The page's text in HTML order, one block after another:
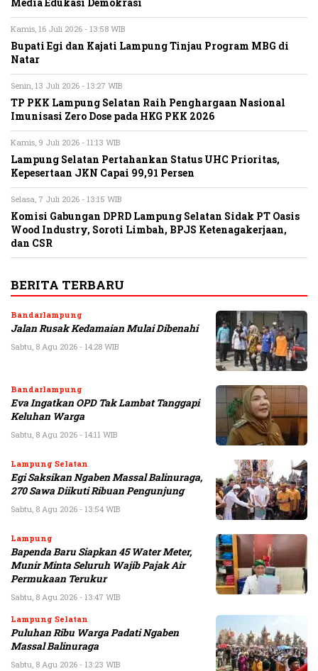
Media Edukasi Demokrasi
Kamis, 16 Juli 2026 - 13:58 WIB
Bupati Egi dan Kajati Lampung Tinjau Program MBG di
Natar
Senin, 13 Juli 2026 - 13:27 WIB
TP PKK Lampung Selatan Raih Penghargaan Nasional
Imunisasi Zero Dose pada HKG PKK 2026
Kamis, 9 Juli 2026 - 11:13 WIB
Lampung Selatan Pertahankan Status UHC Prioritas,
Kepesertaan JKN Capai 99,91 Persen
Selasa, 7 Juli 2026 - 13:15 WIB
Komisi Gabungan DPRD Lampung Selatan Sidak PT Oasis
Wood Industry, Soroti Limbah, BPJS Ketenagakerjaan,
dan CSR
BERITA TERBARU
Bandarlampung
Jalan Rusak Kedamaian Mulai Dibenahi
Sabtu, 8 Agu 2026 - 14:28 WIB
Bandarlampung
Eva Ingatkan OPD Tak Lambat Tanggapi
Keluhan Warga
Sabtu, 8 Agu 2026 - 14:11 WIB
Lampung Selatan
Egi Saksikan Ngaben Massal Balinuraga,
270 Sawa Diikuti Ribuan Pengunjung
Sabtu, 8 Agu 2026 - 13:54 WIB
Lampung
Bapenda Baru Siapkan 45 Water Meter,
Munir Minta Seluruh Wajib Pajak Air
Permukaan Terukur
Sabtu, 8 Agu 2026 - 13:47 WIB
Lampung Selatan
Puluhan Ribu Warga Padati Ngaben
Massal Balinuraga
Sabtu, 8 Agu 2026 - 13:23 WIB